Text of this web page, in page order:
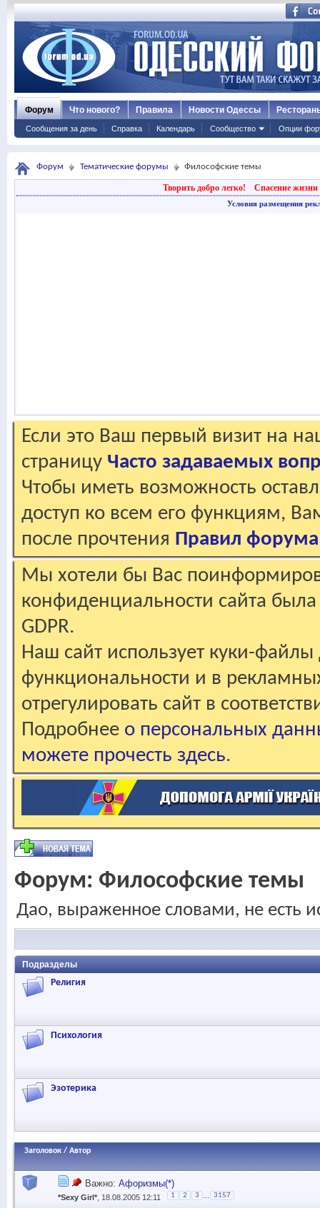
Форум
Сообщения за день Справка Календарь Сообщество Опции
Что нового? Правила Новости Одессы
Форум Тематические форумы Философские темы
Творить добро легко! Спасение жизни
Условия размещения
Если это Ваш первый визит на
страницу Часто задаваемых
Чтобы иметь возможность
доступ ко всем его функциям,
после прочтения Правил форума
Мы хотели бы Вас
конфиденциальности сайта
GDPR.
Наш сайт использует куки-файлы
функциональности и в
отрегулировать сайт в
Подробнее о персональных
можете прочесть здесь.
Форум: Философские темы
Дао, выраженное словами, не есть
Подразделы
Религия
Психология
Эзотерика
Заголовок / Автор
Важно: Афоризмы(*)
*Sexy Girl* , 18.08.2005 12:11 1 2 3 3157